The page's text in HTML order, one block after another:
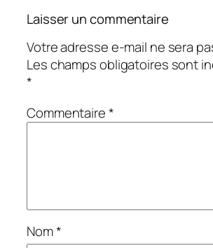
Laisser un commentaire
Votre adresse e-mail ne sera
Les champs obligatoires sont
*
Commentaire*
Nom*